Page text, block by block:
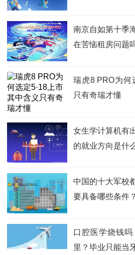
南京自如第十季
在苦恼租房问题
瑞虎8 PRO为何
只有奇瑞才懂
女生学计算机有
的就业方向是什
中国的十大军校
要具备哪些条件？
口腔医学烧钱
里？毕业只能当